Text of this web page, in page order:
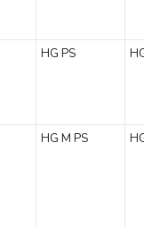
HG PS
HG M PS